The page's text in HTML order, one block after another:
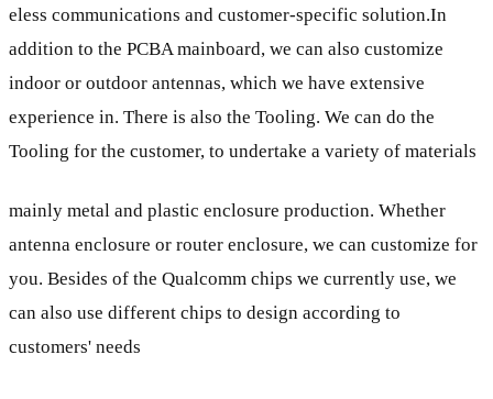
eless communications and customer-specific solution.In
addition to the PCBA mainboard, we can also customize
indoor or outdoor antennas, which we have extensive
experience in. There is also the Tooling. We can do the
Tooling for the customer, to undertake a variety of materials
mainly metal and plastic enclosure production. Whether
antenna enclosure or router enclosure, we can customize for
you. Besides of the Qualcomm chips we currently use, we
can also use different chips to design according to
customers' needs